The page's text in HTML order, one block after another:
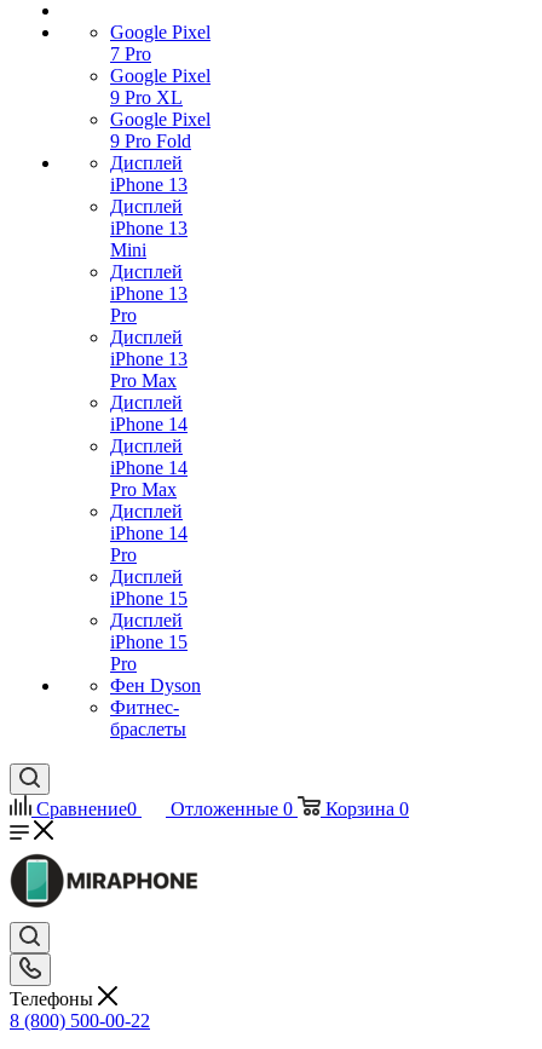
Google Pixel
7 Pro
Google Pixel
9 Pro XL
Google Pixel
9 Pro Fold
Дисплей
iPhone 13
Дисплей
iPhone 13
Mini
Дисплей
iPhone 13
Pro
Дисплей
iPhone 13
Pro Max
Дисплей
iPhone 14
Дисплей
iPhone 14
Pro Max
Дисплей
iPhone 14
Pro
Дисплей
iPhone 15
Дисплей
iPhone 15
Pro
Фен Dyson
Фитнес-
браслеты
Сравнение0 Отложенные 0 Корзина 0
Телефоны
8 (800) 500-00-22